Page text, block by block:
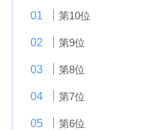
第10位
第9位
第8位
第7位
第6位